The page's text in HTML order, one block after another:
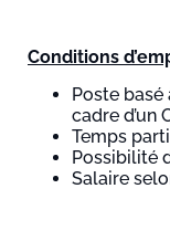
Conditions
Poste basé
cadre d’un
Temps
Possibilité
Salaire